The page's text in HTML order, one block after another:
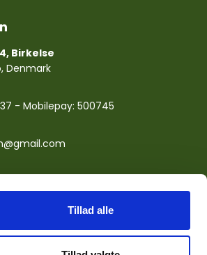
Tillad alle
Birkelse
Denmark
- Mobilepay: 500745